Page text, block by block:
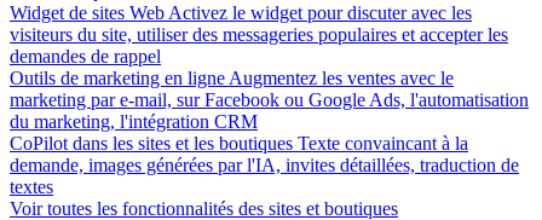
Widget de sites Web Activez le widget pour discuter avec les
visiteurs du site, utiliser des messageries populaires et accepter les
demandes de rappel
Outils de marketing en ligne Augmentez les ventes avec le
marketing par e-mail, sur Facebook ou Google Ads, l'automatisation
du marketing, l'intégration CRM
CoPilot dans les sites et les boutiques Texte convaincant à la
demande, images générées par l'IA, invites détaillées, traduction de
textes
Voir toutes les fonctionnalités des sites et boutiques